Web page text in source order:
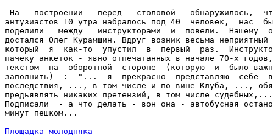
На   построении   перед   столовой   обнаружилось,
энтузиастов 10 утра набралось под 40  человек,  нас
поделили   между   инструкторами  и  повели.  Нашему
достался Олег Курамшин. Вдруг возник весьма
который  я  как-то  упустил  в  первый  раз.
пачеку анкеток - явно отпечатанных в начале 70-х
текстом  на  оборотной  стороне  (которую  и  было
заполнить)  :  "...  я  прекрасно  представляю  себе
последствия, ..., в том числе и по вине Клуба, ...,
предьявлять никаких претензий, в том числе
Подписали  - а что делать - вон она - автобусная
минут пешком...
Площадка молодняка